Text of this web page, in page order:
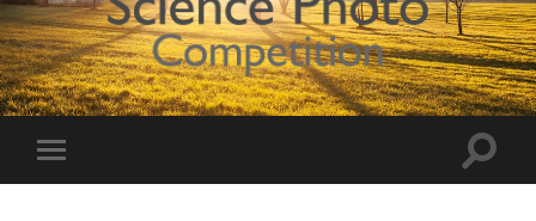
Science
Photo
Competition
Εναλλαγή
του